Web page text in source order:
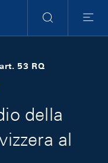
Ricerca
Menu
53 RQ
della
al